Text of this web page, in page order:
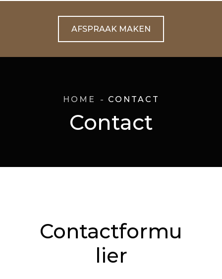
AFSPRAAK MAKEN
Contact
HOME CONTACT
Contactformu
lier